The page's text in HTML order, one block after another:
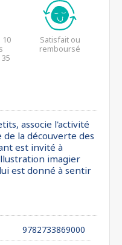
10
Satisfait ou
remboursé
associe l'activité
la découverte des
est invité à
imagier
est donné à sentir
9782733869000